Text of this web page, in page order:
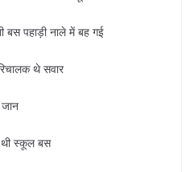
m n
बस पहाड़ी नाले में बह गई
थे सवार
थी स्कूल बस